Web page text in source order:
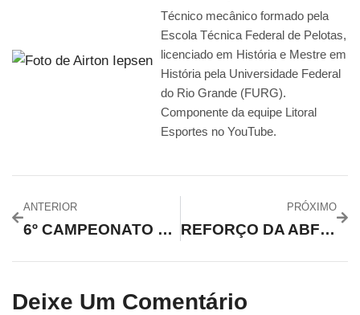
Técnico mecânico formado pela
Escola Técnica Federal de Pelotas,
licenciado em História e Mestre em
História pela Universidade Federal
do Rio Grande (FURG).
Componente da equipe Litoral
Esportes no YouTube.
ANTERIOR
6º CAMPEONATO MUNICIPAL ARROIO DO PADRE
PRÓXIMO
REFORÇO DA ABF FUTSAL NO LITORAL ESPORTES
Deixe Um Comentário